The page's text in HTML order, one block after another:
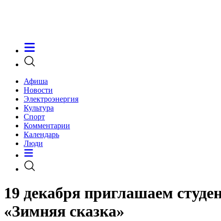
Афиша
Новости
Электроэнергия
Культура
Спорт
Комментарии
Календарь
Люди
19 декабря приглашаем
«Зимняя сказка»